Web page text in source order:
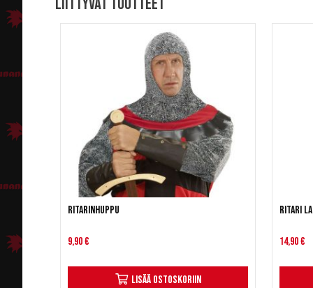
Ritarinhuppu
9,90 €
Lisää ostoskoriin
Ritari
14,90 €